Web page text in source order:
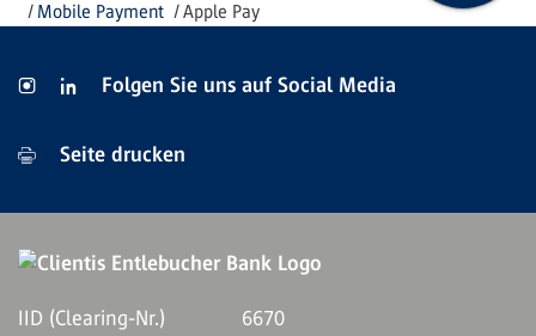
Mobile Payment
Apple Pay
Folgen Sie uns auf Social Media
Seite drucken
IID (Clearing-Nr.)
6670